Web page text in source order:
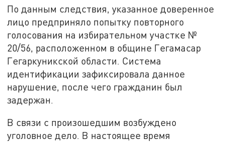
По данным следствия, указанное доверенное
лицо предприняло попытку повторного
голосования на избирательном участке №
20/56, расположенном в общине Гегамасар
Гегаркуникской области. Система
идентификации зафиксировала данное
нарушение, после чего гражданин был
задержан.
В связи с произошедшим возбуждено
уголовное дело. В настоящее время